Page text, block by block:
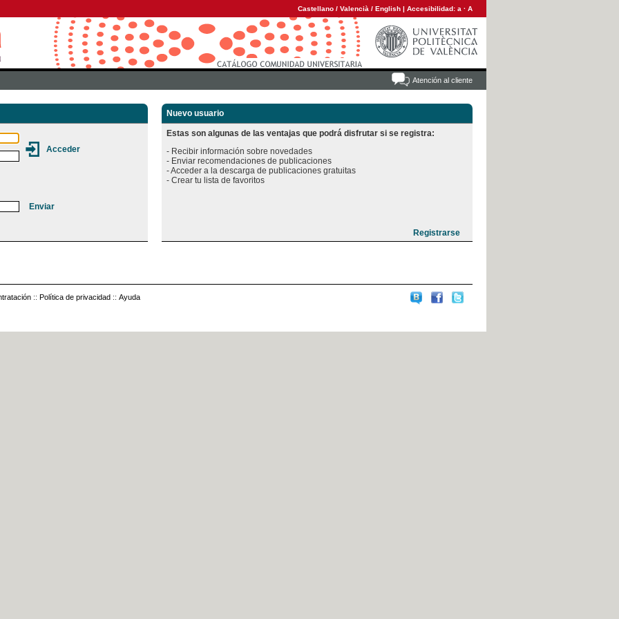
Castellano / Valencià / English | Accesibilidad: a · A
Atención al cliente
Nuevo usuario
Estas son algunas de las ventajas que podrá disfrutar si se registra:
- Recibir información sobre novedades
- Enviar recomendaciones de publicaciones
- Acceder a la descarga de publicaciones gratuitas
:: Política de privacidad :: Ayuda